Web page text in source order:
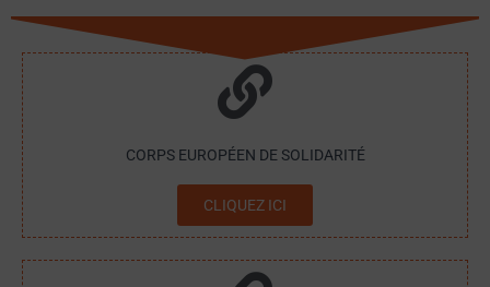
CORPS EUROPÉEN DE SOLIDARITÉ
CLIQUEZ ICI